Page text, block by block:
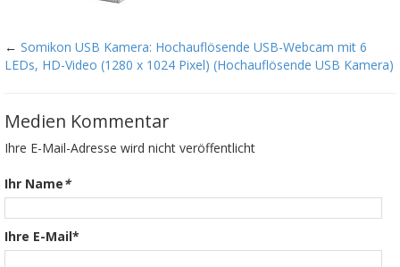
← Somikon USB Kamera: Hochauflösende USB-Webcam mit 6
LEDs, HD-Video (1280 x 1024 Pixel) (Hochauflösende USB Kamera)
Medien Kommentar
Ihre E-Mail-Adresse wird nicht veröffentlicht
Ihr Name*
Ihre E-Mail*